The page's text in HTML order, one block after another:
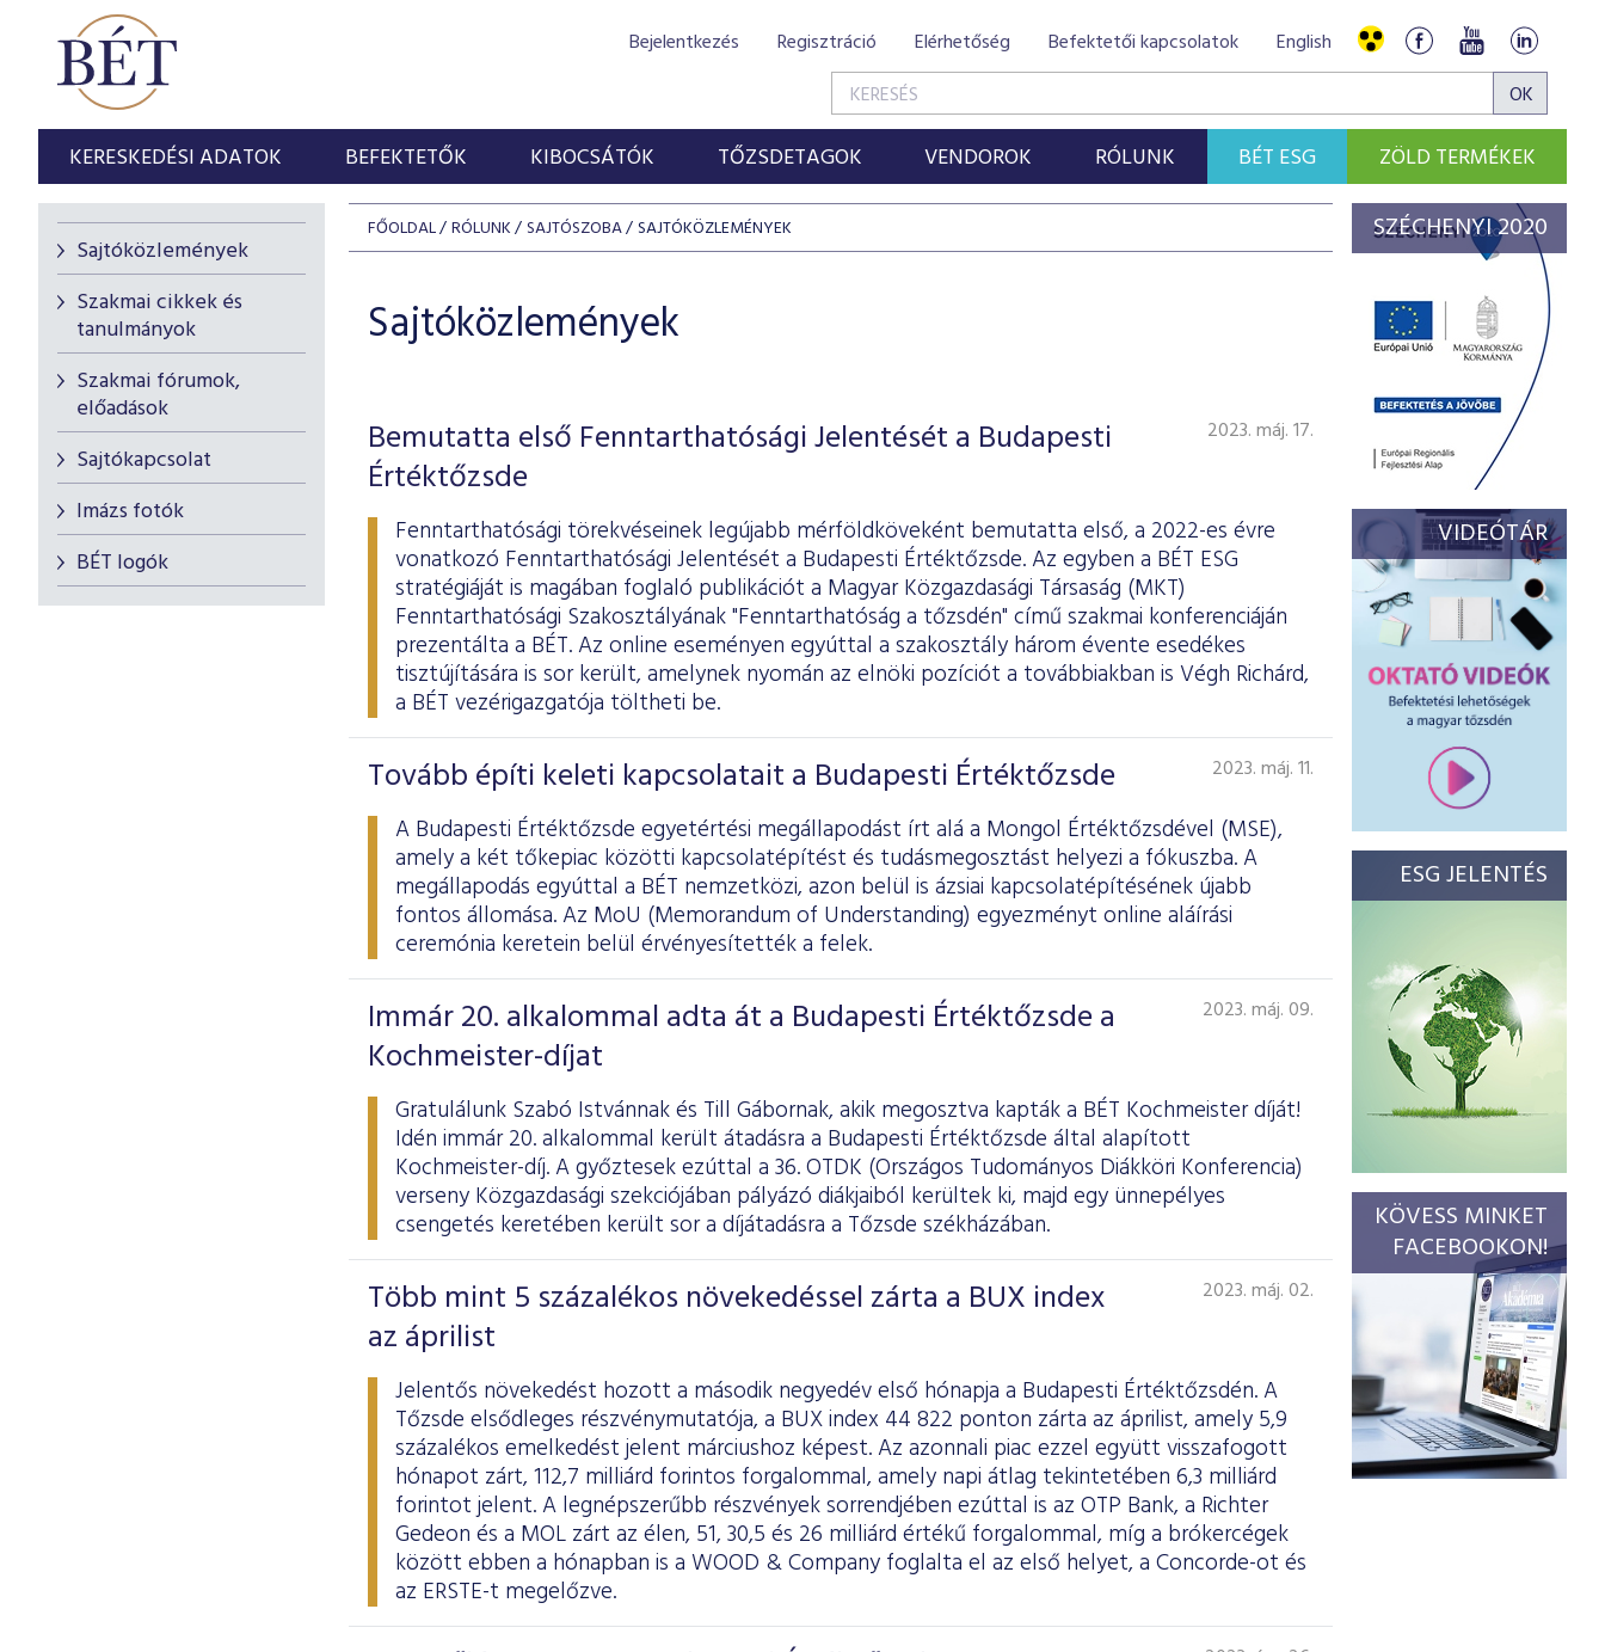
Bejelentkezés Regisztráció Elérhetőség Befektetői kapcsolatok English
KERESKEDÉSI ADATOK BEFEKTETŐK KIBOCSÁTÓK TŐZSDETAGOK VENDOROK RÓLUNK BÉT ESG ZÖLD TERMÉKEK
Sajtóközlemények
Szakmai cikkek és
tanulmányok
Szakmai fórumok,
előadások
Sajtókapcsolat
Imázs fotók
BÉT logók
FŐOLDAL RÓLUNK SAJTÓSZOBA SAJTÓKÖZLEMÉNYEK
Sajtóközlemények
Bemutatta első Fenntarthatósági Jelentését a Budapesti
Értéktőzsde
2023. máj. 17.
Fenntarthatósági törekvéseinek legújabb mérföldköveként bemutatta első, a 2022-es évre
vonatkozó Fenntarthatósági Jelentését a Budapesti Értéktőzsde. Az egyben a BÉT ESG
stratégiáját is magában foglaló publikációt a Magyar Közgazdasági Társaság (MKT)
Fenntarthatósági Szakosztályának "Fenntarthatóság a tőzsdén" című szakmai konferenciáján
prezentálta a BÉT. Az online eseményen egyúttal a szakosztály három évente esedékes
tisztújítására is sor került, amelynek nyomán az elnöki pozíciót a továbbiakban is Végh Richárd,
a BÉT vezérigazgatója töltheti be.
Tovább építi keleti kapcsolatait a Budapesti Értéktőzsde 2023. máj. 11.
A Budapesti Értéktőzsde egyetértési megállapodást írt alá a Mongol Értéktőzsdével (MSE),
amely a két tőkepiac közötti kapcsolatépítést és tudásmegosztást helyezi a fókuszba. A
megállapodás egyúttal a BÉT nemzetközi, azon belül is ázsiai kapcsolatépítésének újabb
fontos állomása. Az MoU (Memorandum of Understanding) egyezményt online aláírási
ceremónia keretein belül érvényesítették a felek.
Immár 20. alkalommal adta át a Budapesti Értéktőzsde a
Kochmeister-díjat
2023. máj. 09.
Gratulálunk Szabó Istvánnak és Till Gábornak, akik megosztva kapták a BÉT Kochmeister díját!
Idén immár 20. alkalommal került átadásra a Budapesti Értéktőzsde által alapított
Kochmeister-díj. A győztesek ezúttal a 36. OTDK (Országos Tudományos Diákköri Konferencia)
verseny Közgazdasági szekciójában pályázó diákjaiból kerültek ki, majd egy ünnepélyes
csengetés keretében került sor a díjátadásra a Tőzsde székházában.
Több mint 5 százalékos növekedéssel zárta a BUX index
az áprilist
2023. máj. 02.
Jelentős növekedést hozott a második negyedév első hónapja a Budapesti Értéktőzsdén. A
Tőzsde elsődleges részvénymutatója, a BUX index 44 822 ponton zárta az áprilist, amely 5,9
százalékos emelkedést jelent márciushoz képest. Az azonnali piac ezzel együtt visszafogott
hónapot zárt, 112,7 milliárd forintos forgalommal, amely napi átlag tekintetében 6,3 milliárd
forintot jelent. A legnépszerűbb részvények sorrendjében ezúttal is az OTP Bank, a Richter
Gedeon és a MOL zárt az élen, 51, 30,5 és 26 milliárd értékű forgalommal, míg a brókercégek
között ebben a hónapban is a WOOD & Company foglalta el az első helyet, a Concorde-ot és
az ERSTE-t megelőzve.
SZÉCHENYI 2020
VIDEÓTÁR
ESG JELENTÉS
KÖVESS MINKET
FACEBOOKON!